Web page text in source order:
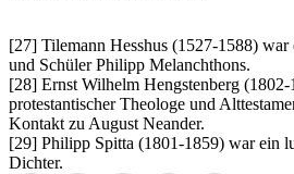
[27] Tilemann Hesshus (1527-1588)
und Schüler Philipp Melanchthons.
[28] Ernst Wilhelm Hengstenberg
protestantischer Theologe und
Kontakt zu August Neander.
[29] Philipp Spitta (1801-1859) war ein
Dichter.